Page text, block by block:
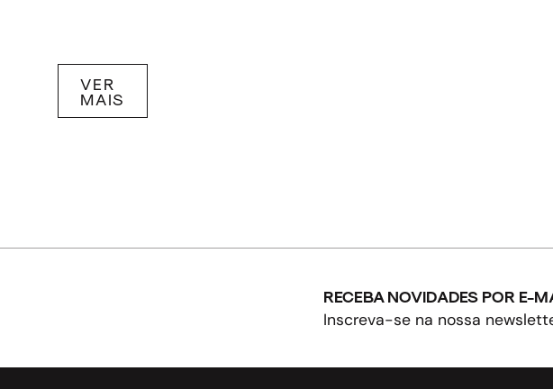
VER
MAIS
RECEBA NOVIDADES POR E-
Inscreva-se na nossa